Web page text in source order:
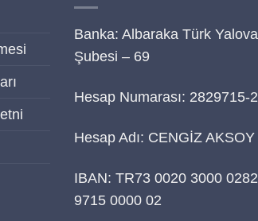
Banka: Albaraka Türk Yalova
Şubesi – 69
Hesap Numarası: 2829715-2
Hesap Adı: CENGİZ AKSOY
IBAN: TR73 0020 3000 0282
9715 0000 02